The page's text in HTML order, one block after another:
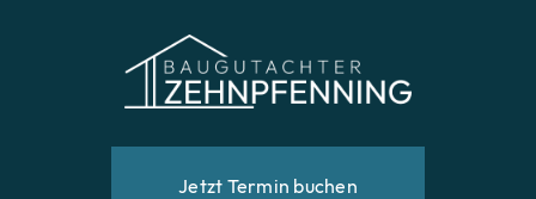
Jetzt Termin buchen